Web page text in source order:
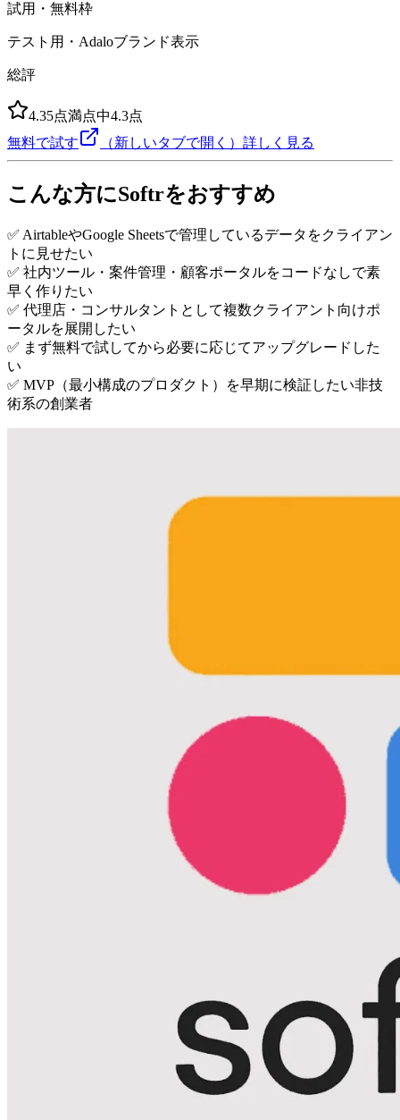
試用・無料枠
テスト用・Adaloブランド表示
総評
4.35点満点中4.3点
無料で試す
（新しいタブで開く） 詳しく見る
こんな方にSoftrをおすすめ
✅ AirtableやGoogle Sheetsで管理しているデータをクライアン
トに見せたい
✅ 社内ツール・案件管理・顧客ポータルをコードなしで素
早く作りたい
✅ 代理店・コンサルタントとして複数クライアント向けポ
ータルを展開したい
✅ まず無料で試してから必要に応じてアップグレードした
い
✅ MVP（最小構成のプロダクト）を早期に検証したい非技
術系の創業者